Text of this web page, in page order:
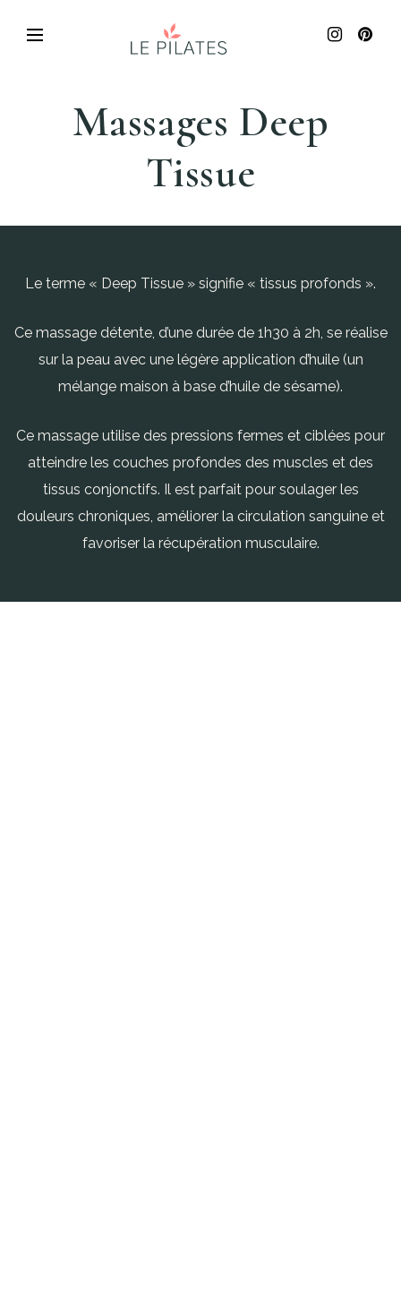
Massages Deep
Tissue
Le terme « Deep Tissue » signifie « tissus profonds ».
Ce massage détente, d’une durée de 1h30 à 2h, se réalise
sur la peau avec une légère application d’huile (un
mélange maison à base d’huile de sésame).
Ce massage utilise des pressions fermes et ciblées pour
atteindre les couches profondes des muscles et des
tissus conjonctifs. Il est parfait pour soulager les
douleurs chroniques, améliorer la circulation sanguine et
favoriser la récupération musculaire.